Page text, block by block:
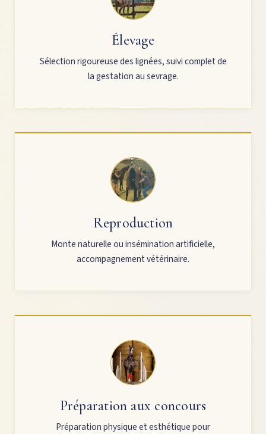
Élevage
Sélection rigoureuse des lignées, suivi complet de
la gestation au sevrage.
Reproduction
Monte naturelle ou insémination artificielle,
accompagnement vétérinaire.
Préparation aux concours
Préparation physique et esthétique pour